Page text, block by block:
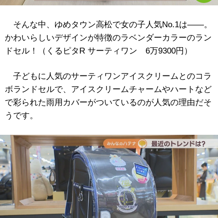
そんな中、ゆめタウン高松で女の子人気No.1は――。
かわいらしいデザインが特徴のラベンダーカラーのラン
ドセル！（くるピタR サーティワン 6万9300円）
子どもに人気のサーティワンアイスクリームとのコラ
ボランドセルで、アイスクリームチャームやハートなど
で彩られた雨用カバーがついているのが人気の理由だそ
うです。